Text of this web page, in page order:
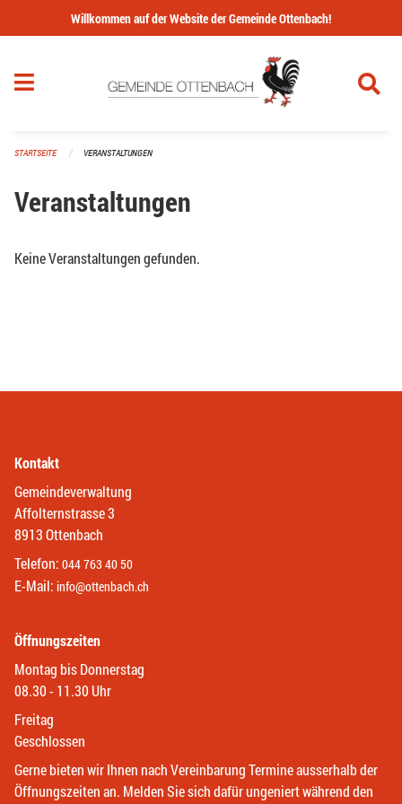
Navigation überspringen
Willkommen auf der Website der Gemeinde Ottenbach!
STARTSEITE VERANSTALTUNGEN
Veranstaltungen
Keine Veranstaltungen gefunden.
Kontakt
Gemeindeverwaltung
Affolternstrasse 3
8913 Ottenbach
Telefon: 044 763 40 50
E-Mail: info@ottenbach.ch
Öffnungszeiten
Montag bis Donnerstag
08.30 - 11.30 Uhr
Freitag
Geschlossen
Gerne bieten wir Ihnen nach Vereinbarung Termine ausserhalb der
Öffnungszeiten an. Melden Sie sich dafür ungeniert während den